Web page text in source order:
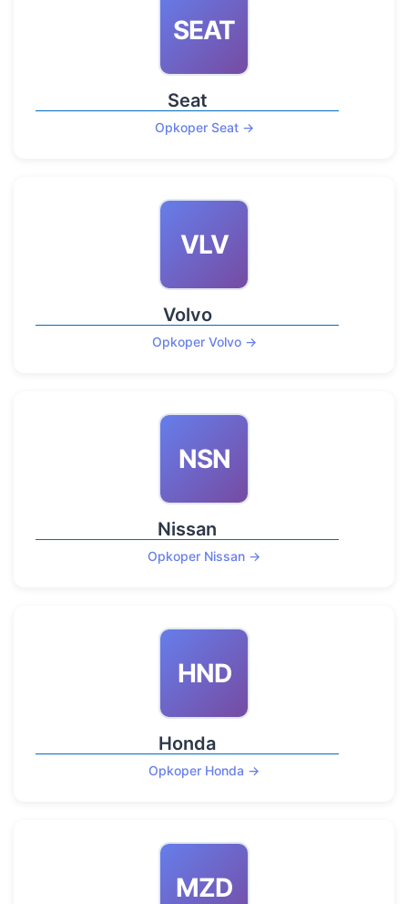
SEAT
Seat
Opkoper Seat →
VLV
Volvo
Opkoper Volvo →
NSN
Nissan
Opkoper Nissan →
HND
Honda
Opkoper Honda →
MZD